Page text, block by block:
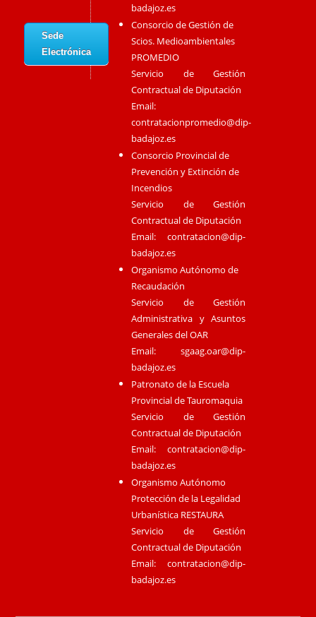
Sede
Electrónica
badajoz.es
Consorcio de Gestión de
Scios. Medioambientales
PROMEDIO
Servicio de Gestión
Contractual de Diputación
Email:
contratacionpromedio@dip-
badajoz.es
Consorcio Provincial de
Prevención y Extinción de
Incendios
Servicio de Gestión
Contractual de Diputación
Email:contratacion@dip-
badajoz.es
Organismo Autónomo de
Recaudación
Servicio de Gestión
Administrativa y Asuntos
Generales del OAR
Email:sgaag.oar@dip-
badajoz.es
Patronato de la Escuela
Provincial de Tauromaquia
Servicio de Gestión
Contractual de Diputación
Email:contratacion@dip-
badajoz.es
Organismo Autónomo
Protección de la Legalidad
Urbanística RESTAURA
Servicio de Gestión
Contractual de Diputación
Email:contratacion@dip-
badajoz.es